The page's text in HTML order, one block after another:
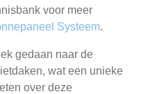
voor meer
Systeem.
gedaan naar de
wat een unieke
over deze